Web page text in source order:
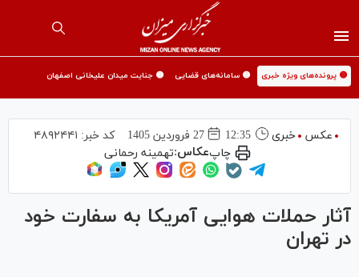
🟡 پرونده‌های ویژه خبری 🟡 سامانه‌های قضایی 🟡 جنایت میدان علیخانی اصفهان
عکس خبری 12:35 27 فروردين 1405 کد خبر: ۴۸۹۲۴۴۱
چاپعکاس:تهمینه رحمانی
آثار حملات هوایی آمریکا به سفارت خود
در تهران